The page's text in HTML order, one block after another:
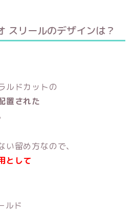
スリールのデザインは？
ルドカットの
置された
留め方なので、
として
ルド